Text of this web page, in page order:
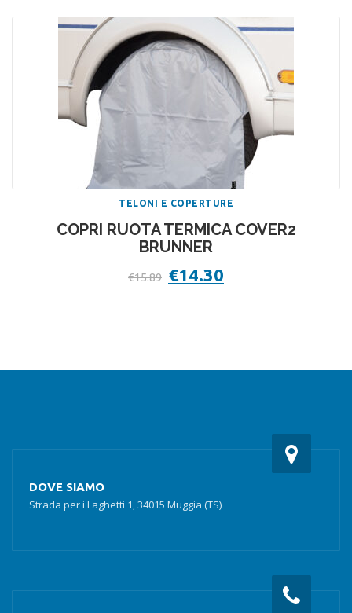
€104.50. €94.00.
TELONI E COPERTURE
COPRI RUOTA TERMICA COVER2
BRUNNER
€15.89 Il
prezzo
€14.30prezzo
DOVE SIAMO
Strada per i Laghetti 1, 34015 Muggia (TS)